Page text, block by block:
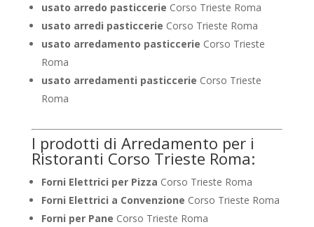
usato arredo pasticcerie Corso Trieste Roma
usato arredi pasticcerie Corso Trieste Roma
usato arredamento pasticcerie Corso Trieste
Roma
usato arredamenti pasticcerie Corso Trieste
Roma
I prodotti di Arredamento per i
Ristoranti Corso Trieste Roma:
Forni Elettrici per Pizza Corso Trieste Roma
Forni Elettrici a Convenzione Corso Trieste Roma
Forni per Pane Corso Trieste Roma